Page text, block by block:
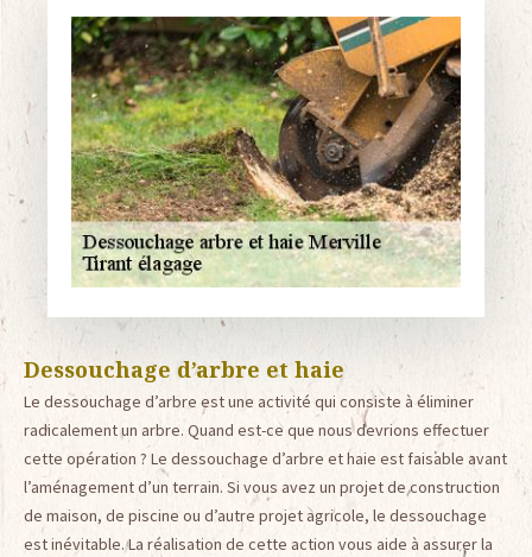
Dessouchage d’arbre et haie
Le dessouchage d’arbre est une activité qui consiste à éliminer
radicalement un arbre. Quand est-ce que nous devrions effectuer
cette opération ? Le dessouchage d’arbre et haie est faisable avant
l’aménagement d’un terrain. Si vous avez un projet de construction
de maison, de piscine ou d’autre projet agricole, le dessouchage
est inévitable. La réalisation de cette action vous aide à assurer la